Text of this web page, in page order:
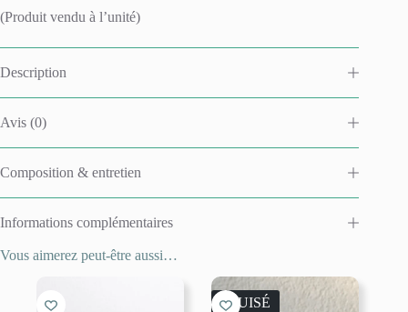
(Produit vendu à l’unité)
Description
Avis (0)
Composition & entretien
Informations complémentaires
Vous aimerez peut-être aussi…
ÉPUISÉ